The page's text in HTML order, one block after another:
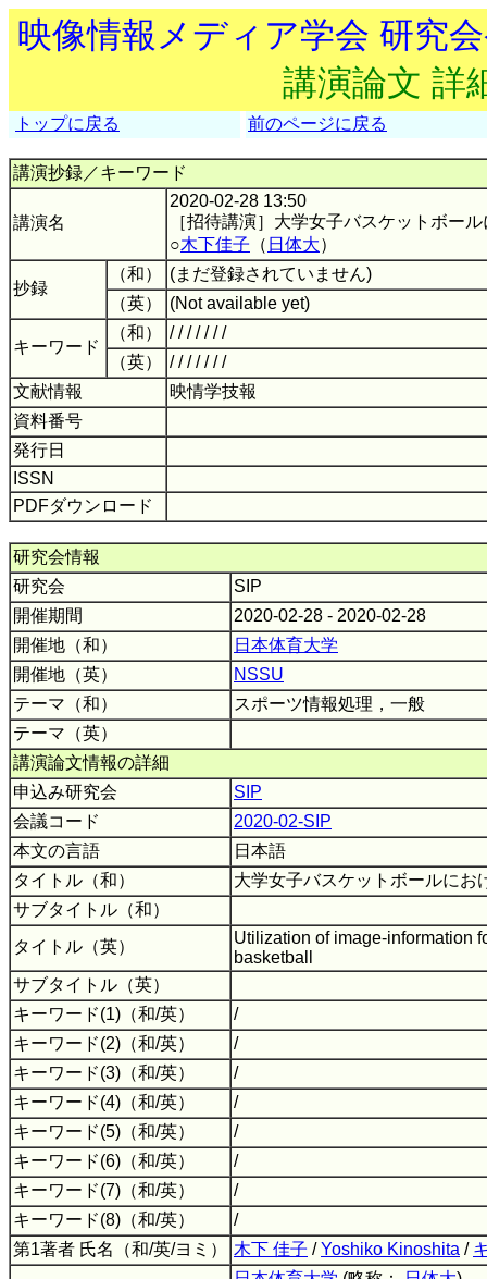
映像情報メディア学会 研究
講演論文 詳
トップに戻る 前のページに戻る
講演抄録／キーワード
講演名
2020-02-28 13:50
［招待講演］大学女子バスケットボー
○木下佳子 （ 日体大）
抄録
（和）
(まだ登録されていません)
（英）
(Not available yet)
キーワード
（和）
/ / / / / / /
（英）
/ / / / / / /
文献情報
映情学技報
資料番号
発行日
ISSN
PDFダウンロード
研究会情報
研究会
SIP
開催期間
2020-02-28 - 2020-02-28
開催地（和）
日本体育大学
開催地（英）
NSSU
テーマ（和）
スポーツ情報処理，一般
テーマ（英）
講演論文情報の詳細
申込み研究会
SIP
会議コード
2020-02-SIP
本文の言語
日本語
タイトル（和）
大学女子バスケットボールに
サブタイトル（和）
タイトル（英）
Utilization of image-information
basketball
サブタイトル（英）
キーワード(1)（和/英）
/
キーワード(2)（和/英）
/
キーワード(3)（和/英）
/
キーワード(4)（和/英）
/
キーワード(5)（和/英）
/
キーワード(6)（和/英）
/
キーワード(7)（和/英）
/
キーワード(8)（和/英）
/
第1著者 氏名（和/英/ヨミ）
木下 佳子 /Yoshiko Kinoshita /